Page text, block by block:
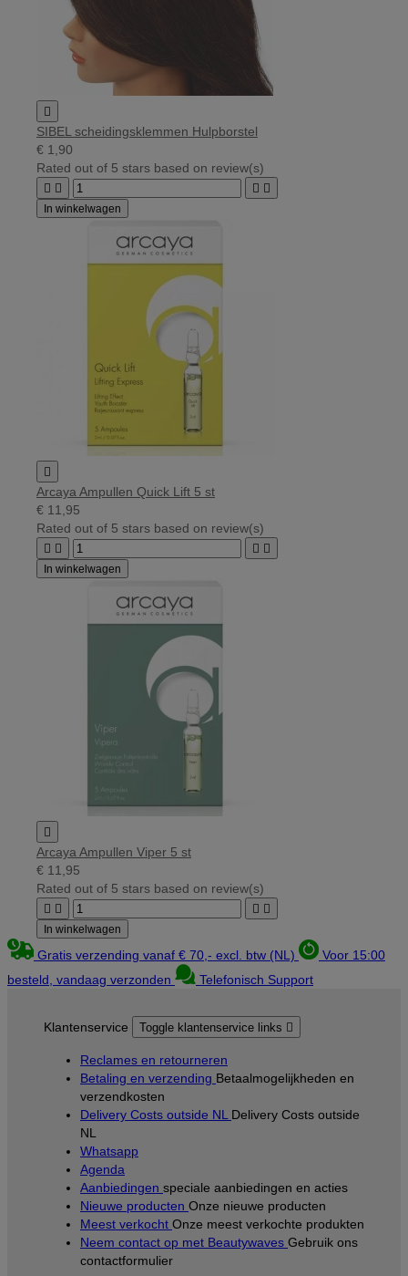

SIBEL scheidingsklemmen Hulpborstel
€ 1,90
Rated out of 5 stars based on review(s)
   
In winkelwagen

Arcaya Ampullen Quick Lift 5 st
€ 11,95
Rated out of 5 stars based on review(s)
   
In winkelwagen

Arcaya Ampullen Viper 5 st
€ 11,95
Rated out of 5 stars based on review(s)
   
In winkelwagen
Gratis verzending vanaf € 70,- excl. btw (NL)
Voor 15:00
besteld, vandaag verzonden
Telefonisch Support
Klantenservice Toggle klantenservice links 
Reclames en retourneren
Betaling en verzending Betaalmogelijkheden en
verzendkosten
Delivery Costs outside NL Delivery Costs outside
NL
Whatsapp
Agenda
Aanbiedingen speciale aanbiedingen en acties
Nieuwe producten Onze nieuwe producten
Meest verkocht Onze meest verkochte produkten
Neem contact op met Beautywaves Gebruik ons
contactformulier